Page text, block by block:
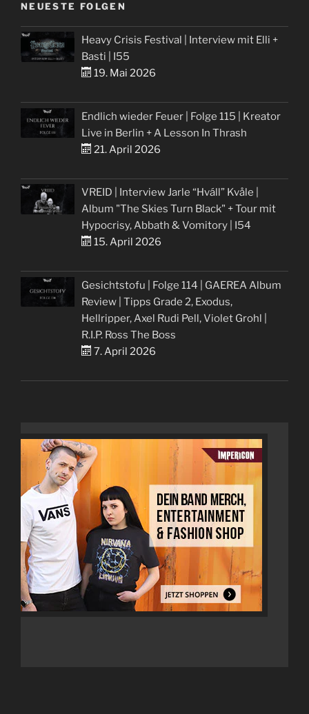
NEUESTE FOLGEN
Heavy Crisis Festival | Interview mit Elli +
Basti | I55
19. Mai 2026
Endlich wieder Feuer | Folge 115 | Kreator
Live in Berlin + A Lesson In Thrash
21. April 2026
VREID | Interview Jarle “Hváll” Kvåle |
Album "The Skies Turn Black" + Tour mit
Hypocrisy, Abbath & Vomitory | I54
15. April 2026
Gesichtstofu | Folge 114 | GAEREA Album
Review | Tipps Grade 2, Exodus,
Hellripper, Axel Rudi Pell, Violet Grohl |
R.I.P. Ross The Boss
7. April 2026